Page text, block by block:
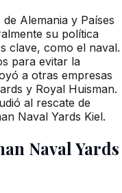
Alemania y Países
su política
clave, como el naval.
para evitar la
a otras empresas
y Royal Huisman.
al rescate de
Naval Yards Kiel.
Naval Yards